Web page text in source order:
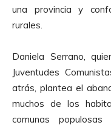
una provincia y
rurales.
Daniela Serrano,
Juventudes
atrás, plantea el
muchos de los
comunas